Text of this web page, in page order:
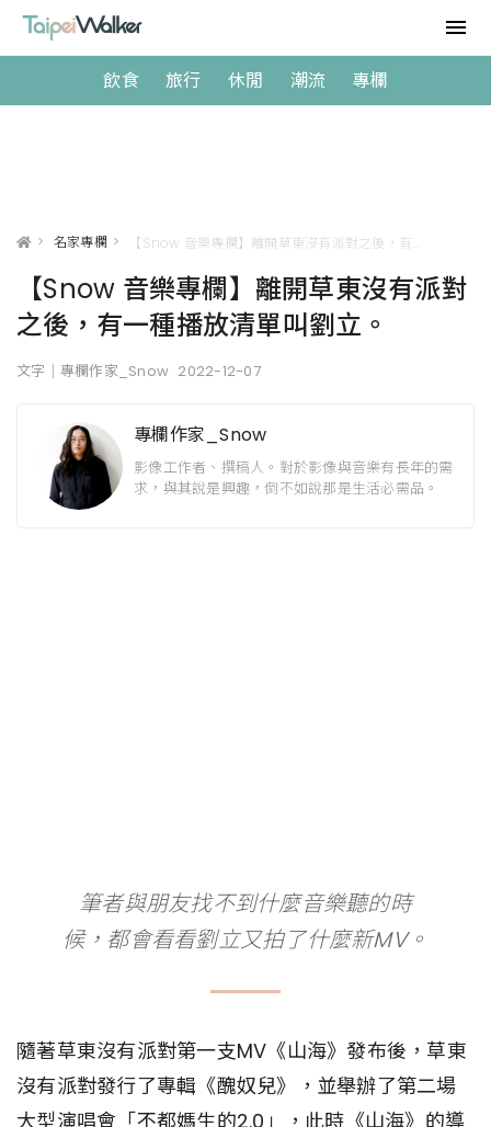
飲食 旅行 休閒 潮流 專欄
> 名家專欄 >
【Snow 音樂專欄】離開草東沒有派對
之後，有一種播放清單叫劉立。
文字｜專欄作家_Snow 2022-12-07
專欄作家_Snow
影像工作者、撰稿人。對於影像與音樂有長年的需
求，與其說是興趣，倒不如說那是生活必需品。
筆者與朋友找不到什麼音樂聽的時
候，都會看看劉立又拍了什麼新MV。
隨著草東沒有派對第一支MV《山海》發布後，草東
沒有派對發行了專輯《醜奴兒》，並舉辦了第二場
大型演唱會「不都媽生的2.0」，此時《山海》的導